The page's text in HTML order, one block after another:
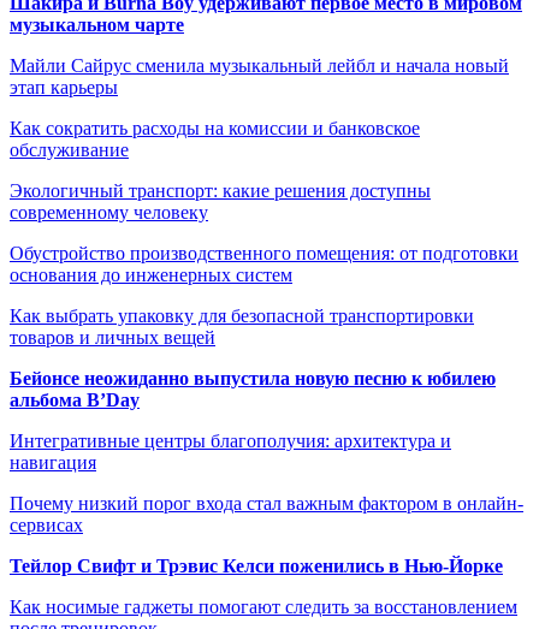
музыкальном чарте
Майли Сайрус сменила музыкальный лейбл и начала новый
этап карьеры
Как сократить расходы на комиссии и банковское
обслуживание
Экологичный транспорт: какие решения доступны
современному человеку
Обустройство производственного помещения: от подготовки
основания до инженерных систем
Как выбрать упаковку для безопасной транспортировки
товаров и личных вещей
Бейонсе неожиданно выпустила новую песню к юбилею
альбома B’Day
Интегративные центры благополучия: архитектура и
навигация
Почему низкий порог входа стал важным фактором в онлайн-
сервисах
Тейлор Свифт и Трэвис Келси поженились в Нью-Йорке
Как носимые гаджеты помогают следить за восстановлением